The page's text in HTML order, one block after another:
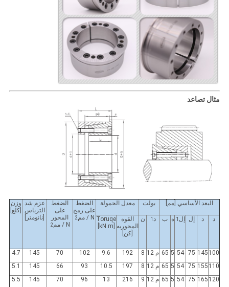
مثال تصاعد
البعد الأساسي [مم] بولت معدل الحمولة
الضغط
على رمح
N / مم
2
الضغط
على
المحور
N / مم
2
عزم شد
الترباس
[نانومتر]
وزن
[كلغ]
د
د إل إل 1 ه ب د 1 ن
القوه
المحوريه
[كن]
Toruqe
100
145
75
54
5
65 م 12 8
192
9.6
102
70
145
4.7
110
155
75
54
5
65 م 12 8
197
10.5
93
66
145
5.1
120
165
75
54
5
65 م 12 9
216
13
96
70
145
5.5